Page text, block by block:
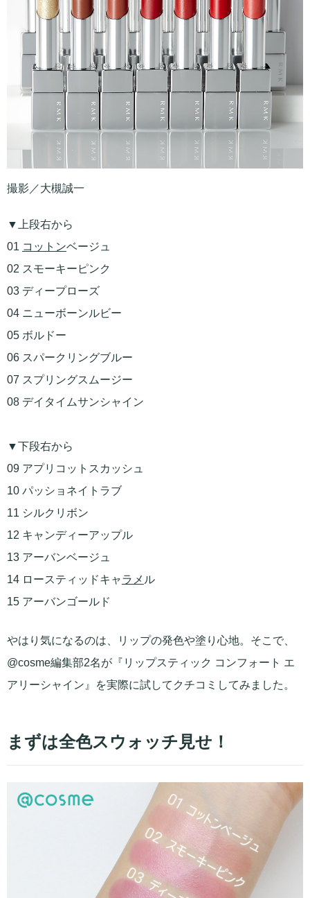
撮影／大槻誠一
▼上段右から
01 コットンベージュ
02 スモーキーピンク
03 ディープローズ
04 ニューボーンルビー
05 ボルドー
06 スパークリングブルー
07 スプリングスムージー
08 デイタイムサンシャイン
▼下段右から
09 アプリコットスカッシュ
10 パッショネイトラブ
11 シルクリボン
12 キャンディーアップル
13 アーバンベージュ
14 ロースティッドキャラメ ル
15 アーバンゴールド
やはり気になるのは、リップの発色や塗り心地。そこで、
@cosme編集部2名が『リップスティック コンフォート エ
アリーシャイン』を実際に試してクチコミしてみました。
まずは全色スウォッチ見せ！